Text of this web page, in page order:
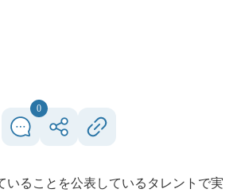
0
ることを公表しているタレントで実